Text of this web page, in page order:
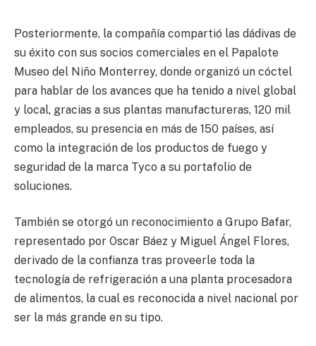
Posteriormente, la compañía compartió las dádivas de
su éxito con sus socios comerciales en el Papalote
Museo del Niño Monterrey, donde organizó un cóctel
para hablar de los avances que ha tenido a nivel global
y local, gracias a sus plantas manufactureras, 120 mil
empleados, su presencia en más de 150 países, así
como la integración de los productos de fuego y
seguridad de la marca Tyco a su portafolio de
soluciones.
También se otorgó un reconocimiento a Grupo Bafar,
representado por Oscar Báez y Miguel Ángel Flores,
derivado de la confianza tras proveerle toda la
tecnología de refrigeración a una planta procesadora
de alimentos, la cual es reconocida a nivel nacional por
ser la más grande en su tipo.